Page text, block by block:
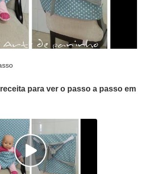
para ver o passo a passo em